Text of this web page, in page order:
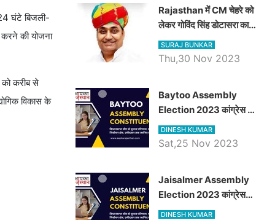
घंटे बिजली-
की योजना
करीब से
विकास के
Rajasthan में CM चेहरे को
लेकर गोविंद सिंह डोटासरा का
बड़ा बयान आया सामने, जानें
विचार
SURAJ BUNKAR
Thu,30 Nov 2023
Baytoo Assembly
Election 2023 कांग्रेस से
हरीश चौधरी तो बालाराम मुंड होंगे
भाजपा उम्मीदवार, जानिये बायतू
DINESH KUMAR
Sat,25 Nov 2023
​​​​​​​Jaisalmer Assembly
Election 2023 कांग्रेस
रूपा राम मेघवाल तो छोटु सिंह
DINESH KUMAR